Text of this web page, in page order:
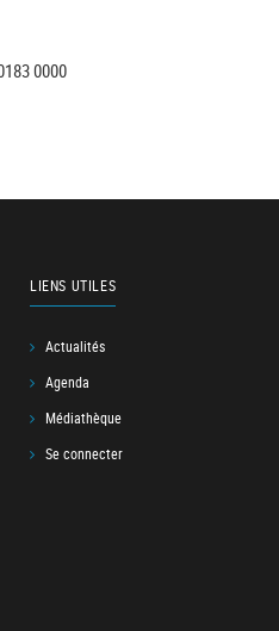
0000
LIENS UTILES
Actualités
Agenda
Médiathèque
Se connecter